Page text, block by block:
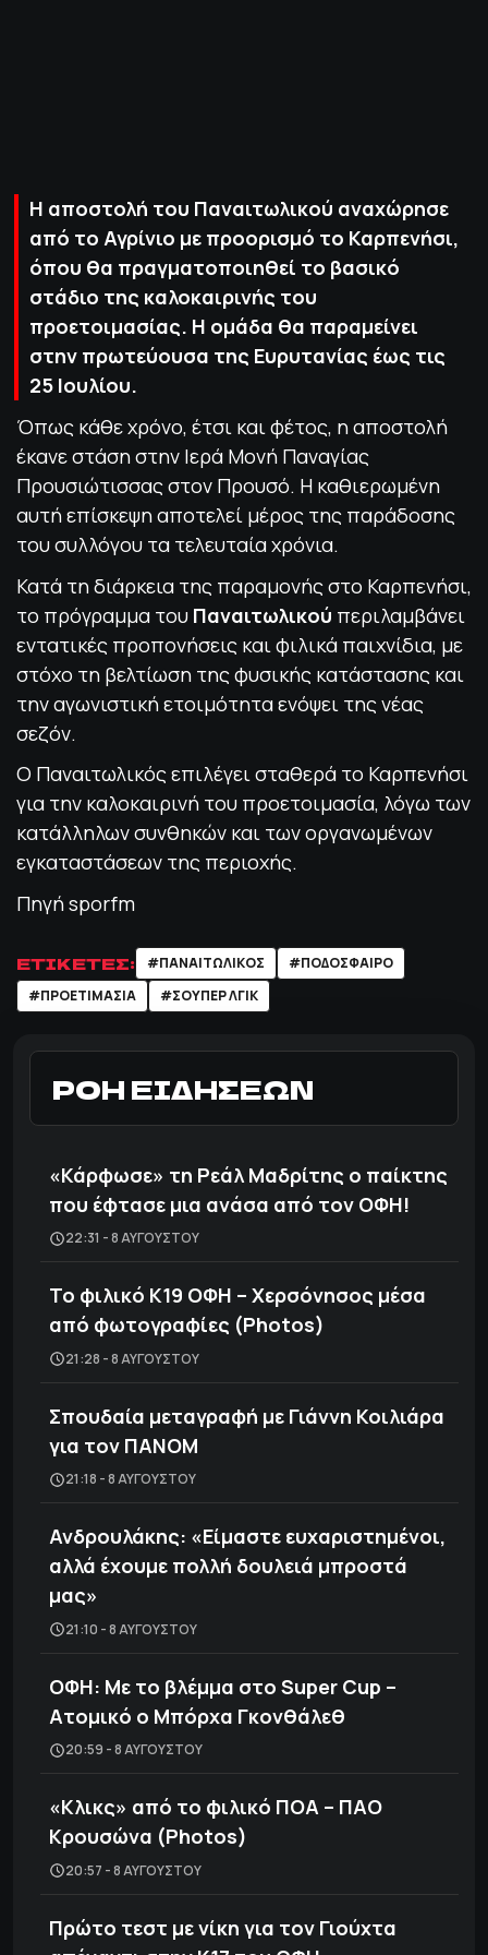
Η αποστολή του Παναιτωλικού αναχώρησε
από το Αγρίνιο με προορισμό το Καρπενήσι,
όπου θα πραγματοποιηθεί το βασικό
στάδιο της καλοκαιρινής του
προετοιμασίας. Η ομάδα θα παραμείνει
στην πρωτεύουσα της Ευρυτανίας έως τις
25 Ιουλίου.
Όπως κάθε χρόνο, έτσι και φέτος, η αποστολή
έκανε στάση στην Ιερά Μονή Παναγίας
Προυσιώτισσας στον Προυσό. Η καθιερωμένη
αυτή επίσκεψη αποτελεί μέρος της παράδοσης
του συλλόγου τα τελευταία χρόνια.
Κατά τη διάρκεια της παραμονής στο Καρπενήσι,
το πρόγραμμα του Παναιτωλικού περιλαμβάνει
εντατικές προπονήσεις και φιλικά παιχνίδια, με
στόχο τη βελτίωση της φυσικής κατάστασης και
την αγωνιστική ετοιμότητα ενόψει της νέας
σεζόν.
Ο Παναιτωλικός επιλέγει σταθερά το Καρπενήσι
για την καλοκαιρινή του προετοιμασία, λόγω των
κατάλληλων συνθηκών και των οργανωμένων
εγκαταστάσεων της περιοχής.
Πηγή sporfm
ΕΤΙΚΕΤΕΣ: #ΠΑΝΑΙΤΩΛΙΚΟΣ
#ΠΟΔΌΣΦΑΙΡΟ
#ΠΡΟΕΤΙΜΑΣΙΑ
#ΣΟΥΠΕΡ ΛΓΙΚ
ΡΟΗ ΕΙΔΗΣΕΩΝ
«Κάρφωσε» τη Ρεάλ Μαδρίτης ο παίκτης
που έφτασε μια ανάσα από τον ΟΦΗ!
22:31 - 8 ΑΥΓΟΎΣΤΟΥ
Το φιλικό Κ19 ΟΦΗ – Χερσόνησος μέσα
από φωτογραφίες (Photos)
21:28 - 8 ΑΥΓΟΎΣΤΟΥ
Σπουδαία μεταγραφή με Γιάννη Κοιλιάρα
για τον ΠΑΝΟΜ
21:18 - 8 ΑΥΓΟΎΣΤΟΥ
Ανδρουλάκης: «Είμαστε ευχαριστημένοι,
αλλά έχουμε πολλή δουλειά μπροστά
μας»
21:10 - 8 ΑΥΓΟΎΣΤΟΥ
ΟΦΗ: Με το βλέμμα στο Super Cup –
Ατομικό ο Μπόρχα Γκονθάλεθ
20:59 - 8 ΑΥΓΟΎΣΤΟΥ
«Κλικς» από το φιλικό ΠΟΑ – ΠΑΟ
Κρουσώνα (Photos)
20:57 - 8 ΑΥΓΟΎΣΤΟΥ
Πρώτο τεστ με νίκη για τον Γιούχτα